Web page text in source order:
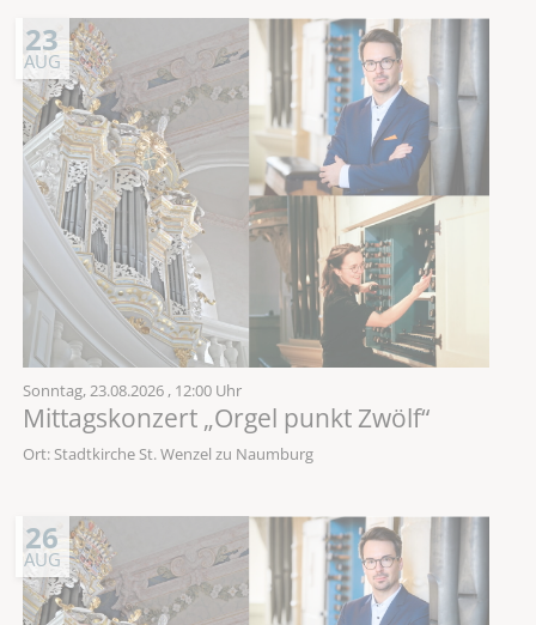
23
AUG
Sonntag,23.08.2026 , 12:00 Uhr
Mittagskonzert „Orgel punkt Zwölf“
Ort: Stadtkirche St. Wenzel zu Naumburg
26
AUG